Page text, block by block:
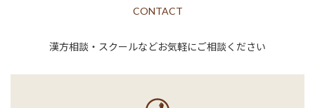
CONTACT
漢方相談・スクールなどお気軽にご相談ください